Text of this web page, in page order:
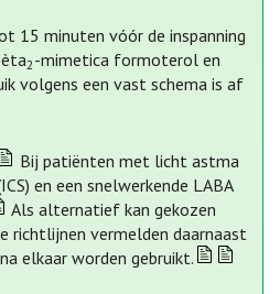
15 minuten vóór de inspanning
2-mimetica formoterol en
volgens een vast schema is af
Bij patiënten met licht astma
en een snelwerkende LABA
Als alternatief kan gekozen
richtlijnen vermelden daarnaast
elkaar worden gebruikt.